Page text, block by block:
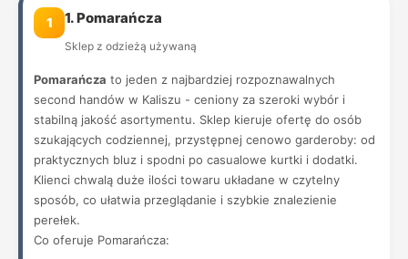
1 1. Pomarańcza
Sklep z odzieżą używaną
Pomarańcza to jeden z najbardziej rozpoznawalnych
second handów w Kaliszu - ceniony za szeroki wybór i
stabilną jakość asortymentu. Sklep kieruje ofertę do osób
szukających codziennej, przystępnej cenowo garderoby: od
praktycznych bluz i spodni po casualowe kurtki i dodatki.
Klienci chwalą duże ilości towaru układane w czytelny
sposób, co ułatwia przeglądanie i szybkie znalezienie
perełek.
Co oferuje Pomarańcza: